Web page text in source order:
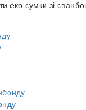
еко сумки зі